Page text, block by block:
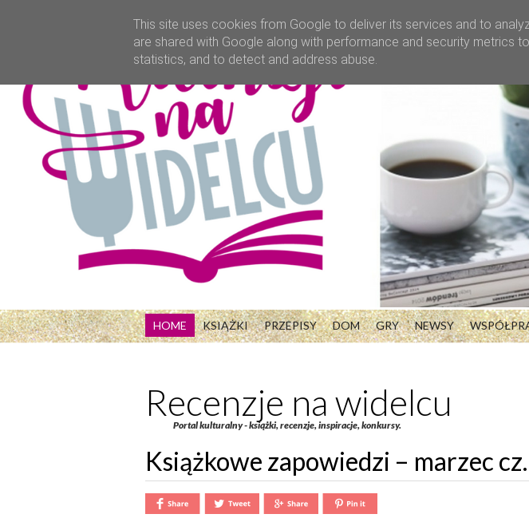
HOME KSIĄŻKI PRZEPISY DOM GRY NEWSY
Recenzje na widelcu
Portal kulturalny - książki, recenzje, inspiracje, konkursy.
Książkowe zapowiedzi – marzec
This site uses cookies from Google to deliver its services and to
are shared with Google along with performance and security metrics
statistics, and to detect and address abuse.